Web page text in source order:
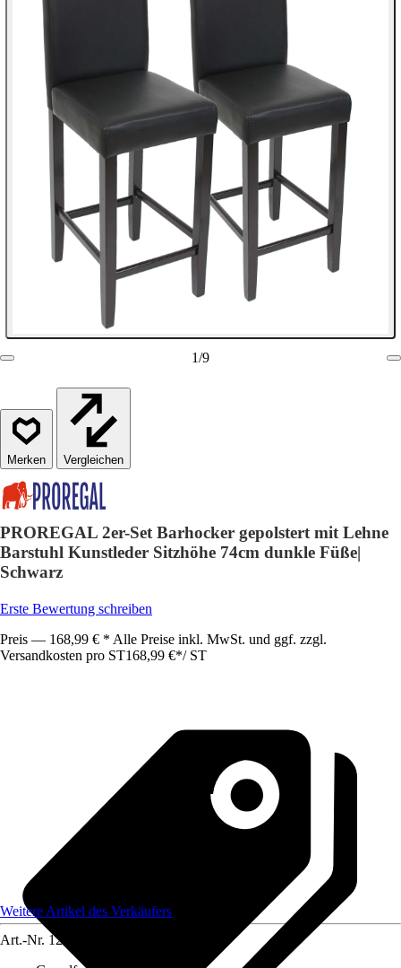
1/9
Vergleichen
PROREGAL 2er-Set Barhocker gepolstert mit Lehne
Barstuhl Kunstleder Sitzhöhe 74cm dunkle Füße|
Schwarz
Erste Bewertung schreiben
Preis — 168,99 € * Alle Preise inkl. MwSt. und ggf. zzgl.
Versandkosten pro ST168,99 €*/ ST
Weitere Artikel des Verkäufers
Art.-Nr. 12585139